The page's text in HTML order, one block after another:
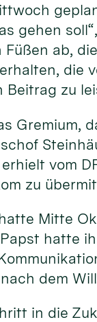
gehen
ab,
die
Beitrag zu
Gremium,
vom
zu
Mitte
hatte
dem
in die